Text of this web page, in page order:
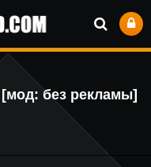
без рекламы]